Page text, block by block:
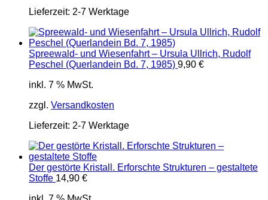
Lieferzeit: 2-7 Werktage
Spreewald- und Wiesenfahrt – Ursula Ullrich, Rudolf
Peschel (Querlandein Bd. 7, 1985) 9,90 €
inkl. 7 % MwSt.
zzgl. Versandkosten
Lieferzeit: 2-7 Werktage
Der gestörte Kristall. Erforschte Strukturen – gestaltete
Stoffe 14,90 €